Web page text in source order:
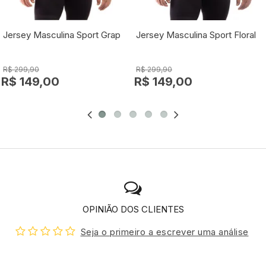
R$ 299,90
R$ 149,00
Jersey Masculina Sport Floral
R$ 299,90
R$ 149,00
OPINIÃO DOS CLIENTES
Seja o primeiro a escrever uma análise